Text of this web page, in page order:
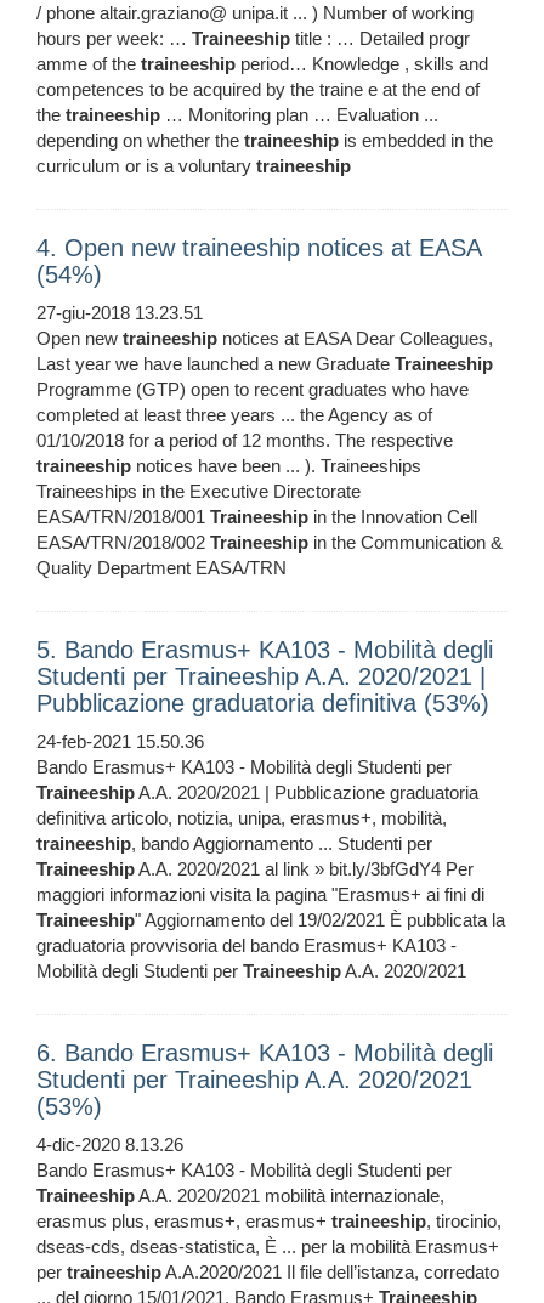
/ phone altair.graziano@ unipa.it ... ) Number of working
hours per week: … Traineeship title : … Detailed progr
amme of the traineeship period… Knowledge , skills and
competences to be acquired by the traine e at the end of
the traineeship … Monitoring plan … Evaluation ...
depending on whether the traineeship is embedded in the
curriculum or is a voluntary traineeship
4. Open new traineeship notices at EASA
(54%)
27-giu-2018 13.23.51
Open new traineeship notices at EASA Dear Colleagues,
Last year we have launched a new Graduate Traineeship
Programme (GTP) open to recent graduates who have
completed at least three years ... the Agency as of
01/10/2018 for a period of 12 months. The respective
traineeship notices have been ... ). Traineeships
Traineeships in the Executive Directorate
EASA/TRN/2018/001 Traineeship in the Innovation Cell
EASA/TRN/2018/002 Traineeship in the Communication &
Quality Department EASA/TRN
5. Bando Erasmus+ KA103 - Mobilità degli
Studenti per Traineeship A.A. 2020/2021 |
Pubblicazione graduatoria definitiva (53%)
24-feb-2021 15.50.36
Bando Erasmus+ KA103 - Mobilità degli Studenti per
TraineeshipA.A. 2020/2021 | Pubblicazione graduatoria
definitiva articolo, notizia, unipa, erasmus+, mobilità,
traineeship, bando Aggiornamento ... Studenti per
TraineeshipA.A. 2020/2021 al link » bit.ly/3bfGdY4 Per
maggiori informazioni visita la pagina "Erasmus+ ai fini di
Traineeship" Aggiornamento del 19/02/2021 È pubblicata la
graduatoria provvisoria del bando Erasmus+ KA103 -
Mobilità degli Studenti per TraineeshipA.A. 2020/2021
6. Bando Erasmus+ KA103 - Mobilità degli
Studenti per Traineeship A.A. 2020/2021
(53%)
4-dic-2020 8.13.26
Bando Erasmus+ KA103 - Mobilità degli Studenti per
TraineeshipA.A. 2020/2021 mobilità internazionale,
erasmus plus, erasmus+, erasmus+ traineeship, tirocinio,
dseas-cds, dseas-statistica, È ... per la mobilità Erasmus+
per traineeshipA.A.2020/2021 Il file dell’istanza, corredato
... del giorno 15/01/2021. Bando Erasmus+ Traineeship